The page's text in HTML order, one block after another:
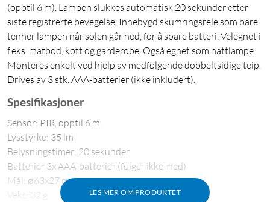
(opptil 6 m). Lampen slukkes automatisk 20 sekunder etter
siste registrerte bevegelse. Innebygd skumringsrele som bare
tenner lampen når solen går ned, for å spare batteri. Velegnet i
f.eks. matbod, kott og garderobe. Også egnet som nattlampe.
Monteres enkelt ved hjelp av medfølgende dobbeltsidige teip.
Drives av 3 stk. AAA-batterier (ikke inkludert).
LES MER OM PRODUKTET
Spesifikasjoner
Sensor: PIR, opptil 6 m.
Lysstyrke: 35 lm
Belysningstimer: 20 sekunder
Batterier 3x AAA-batterier (følger ikke med)
Mål: ⌀63x27 mm
Vekt: 32 g